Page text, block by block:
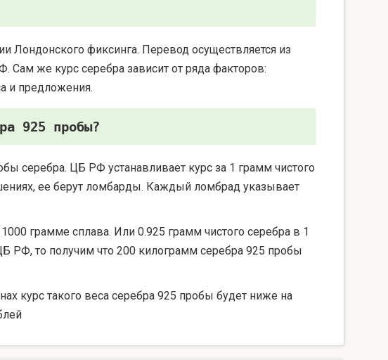
Лондонского фиксинга. Перевод осуществляется из
же курс серебра зависит от ряда факторов:
и предложения.
925 пробы?
серебра. ЦБ РФ устанавливает курс за 1 грамм чистого
ее берут ломбарды. Каждый ломбрад указывает
грамме сплава. Или 0.925 грамм чистого серебра в 1
РФ, то получим что 200 килограмм серебра 925 пробы
курс такого веса серебра 925 пробы будет ниже на